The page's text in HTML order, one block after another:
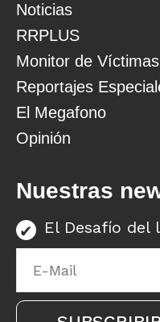
Noticias
RRPLUS
Monitor de Víctimas
Reportajes
El Megafono
Opinión
Nuestras
El Desafío del